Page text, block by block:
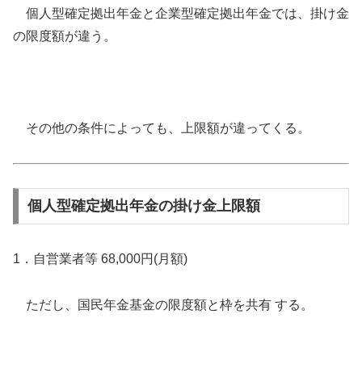
個人型確定拠出年金と企業型確定拠出年金では、掛け金
の限度額が違う。
その他の条件によっても、上限額が違ってくる。
個人型確定拠出年金の掛け金上限額
1．自営業者等 68,000円(月額)
ただし、国民年金基金の限度額と枠を共有 する。